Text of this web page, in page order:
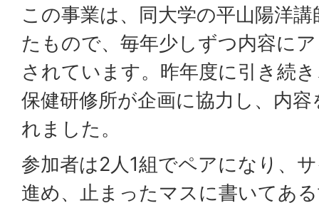
この事業は、同大学の平山陽洋
たもので、毎年少しずつ内容に
されています。昨年度に引き続
保健研修所が企画に協力し、内
れました。
参加者は2人1組でペアになり、
進め、止まったマスに書いてあ